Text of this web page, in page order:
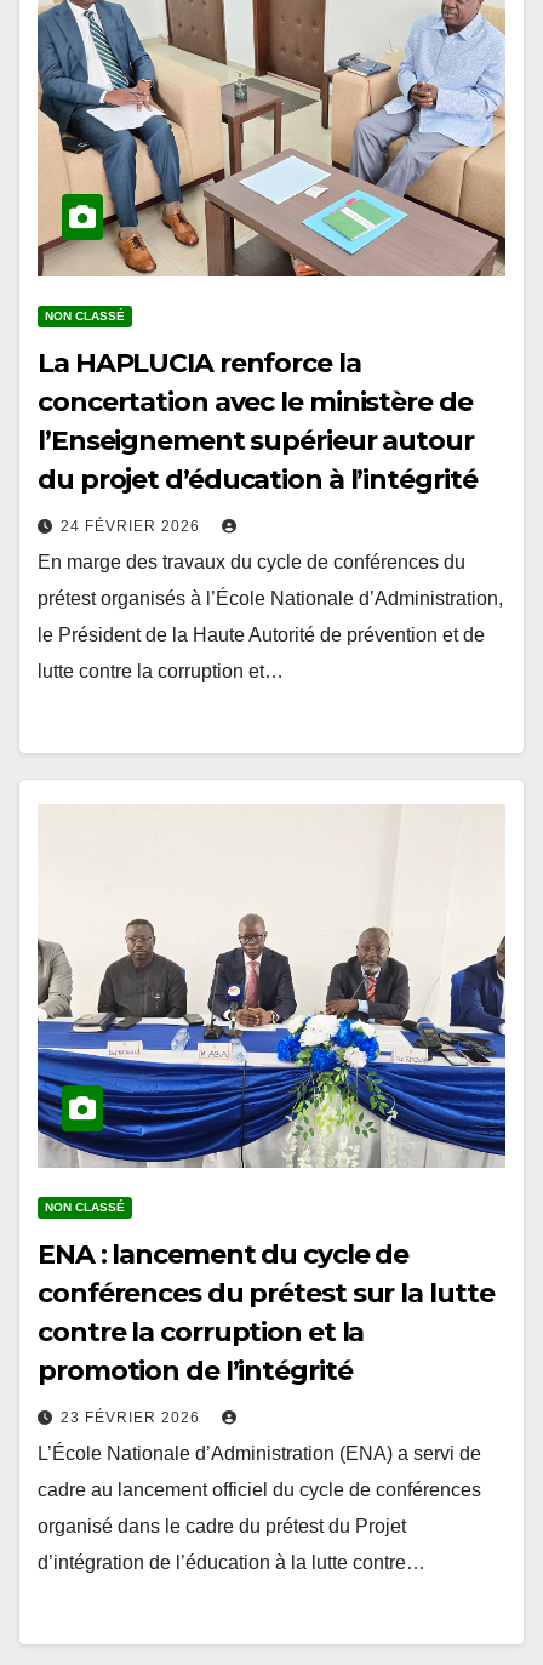
La HAPLUCIA renforce la
concertation avec le ministère de
l’Enseignement supérieur autour
du projet d’éducation à l’intégrité
24 FÉVRIER 2026
En marge des travaux du cycle de conférences du
prétest organisés à l’École Nationale d’Administration,
le Président de la Haute Autorité de prévention et de
lutte contre la corruption et…
ENA : lancement du cycle de
conférences du prétest sur la lutte
contre la corruption et la
promotion de l’intégrité
L’École Nationale d’Administration (ENA) a servi de
cadre au lancement officiel du cycle de conférences
organisé dans le cadre du prétest du Projet
d’intégration de l’éducation à la lutte contre…